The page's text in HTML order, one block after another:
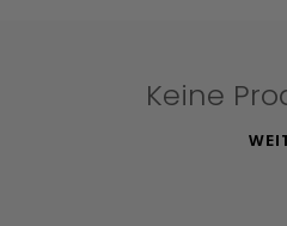
Keine